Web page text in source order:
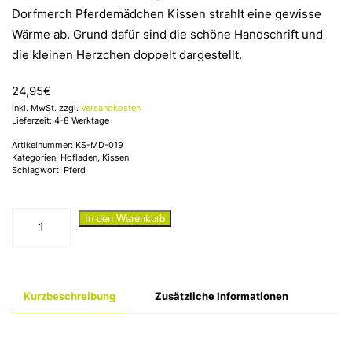
Dorfmerch Pferdemädchen Kissen strahlt eine gewisse
Wärme ab. Grund dafür sind die schöne Handschrift und
die kleinen Herzchen doppelt dargestellt.
24,95€
inkl. MwSt. zzgl. Versandkosten
Lieferzeit: 4-8 Werktage
Artikelnummer: KS-MD-019
Kategorien: Hofladen Kissen
Schlagwort: Pferd
"Pferdemädchen"In den Warenkorb
Kurzbeschreibung Zusätzliche Informationen